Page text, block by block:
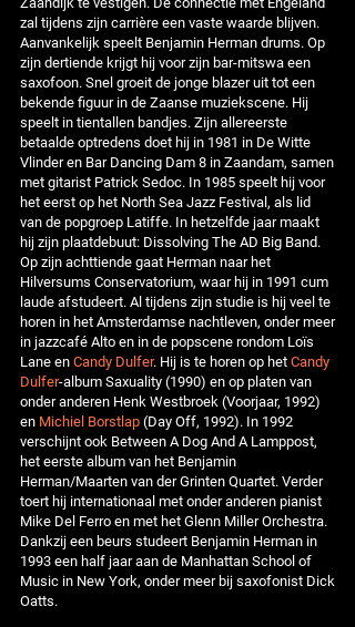
zal tijdens zijn carrière een vaste waarde blijven.
Aanvankelijk speelt Benjamin Herman drums. Op
zijn dertiende krijgt hij voor zijn bar-mitswa een
saxofoon. Snel groeit de jonge blazer uit tot een
bekende figuur in de Zaanse muziekscene. Hij
speelt in tientallen bandjes. Zijn allereerste
betaalde optredens doet hij in 1981 in De Witte
Vlinder en Bar Dancing Dam 8 in Zaandam, samen
met gitarist Patrick Sedoc. In 1985 speelt hij voor
het eerst op het North Sea Jazz Festival, als lid
van de popgroep Latiffe. In hetzelfde jaar maakt
hij zijn plaatdebuut: Dissolving The AD Big Band.
Op zijn achttiende gaat Herman naar het
Hilversums Conservatorium, waar hij in 1991 cum
laude afstudeert. Al tijdens zijn studie is hij veel te
horen in het Amsterdamse nachtleven, onder meer
in jazzcafé Alto en in de popscene rondom Loïs
Lane enCandy Dulfer. Hij is te horen op hetCandy
Dulfer-album Saxuality (1990) en op platen van
onder anderen Henk Westbroek (Voorjaar, 1992)
en Michiel Borstlap(Day Off, 1992). In 1992
verschijnt ook Between A Dog And A Lamppost,
het eerste album van het Benjamin
Herman/Maarten van der Grinten Quartet. Verder
toert hij internationaal met onder anderen pianist
Mike Del Ferro en met het Glenn Miller Orchestra.
Dankzij een beurs studeert Benjamin Herman in
1993 een half jaar aan de Manhattan School of
Music in New York, onder meer bij saxofonist Dick
Oatts.